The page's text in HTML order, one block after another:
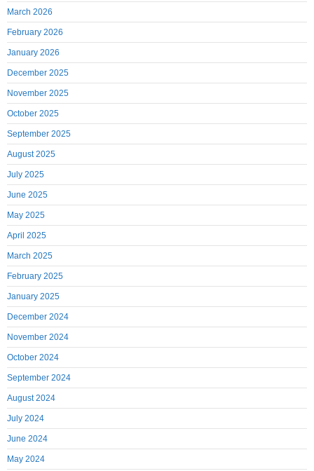
March 2026
February 2026
January 2026
December 2025
November 2025
October 2025
September 2025
August 2025
July 2025
June 2025
May 2025
April 2025
March 2025
February 2025
January 2025
December 2024
November 2024
October 2024
September 2024
August 2024
July 2024
June 2024
May 2024